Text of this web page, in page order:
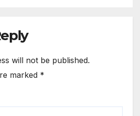
will not be published.
marked *